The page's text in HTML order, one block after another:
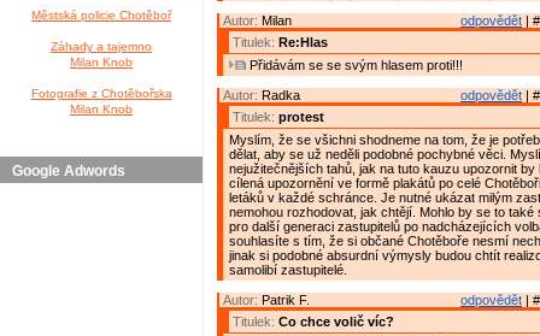
Městská policie Chotěboř
Záhady a tajemno
Milan Knob
Fotografie z Chotěbořska
Milan Knob
Google Adwords
odpovědět |
Autor: Milan
Titulek: Re:Hlas
Přidávám se se svým hlasem proti!!!
odpovědět |
Autor: Radka
Titulek: protest
Myslím, že se všichni shodneme na tom, že je
dělat, aby se už neděli podobné pochybné věci.
nejužitečnějších tahů, jak na tuto kauzu upozornit
cílená upozornění ve formě plakátů po celé
letáků v každé schránce. Je nutné ukázat milým
nemohou rozhodovat, jak chtějí. Mohlo by se to také
pro další generaci zastupitelů po nadcházejících
souhlasíte s tím, že si občané Chotěboře nesmí
jinak si podobné absurdní výmysly budou chtít
samolibí zastupitelé.
odpovědět |
Autor: Patrik F.
Titulek: Co chce volič víc?